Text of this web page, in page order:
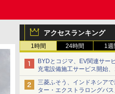
アクセスランキング
1時間 24時間 1週
BYDとコジマ、EV関連サー
充電設備施工サービス開始
車の展示・試乗イベントを
三菱ふそう、インドネシア
ター・エクストラロングバ